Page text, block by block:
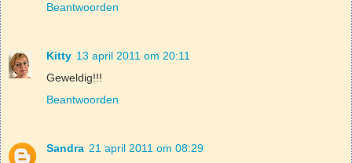
Beantwoorden
Kitty 13 april 2011 om 20:11
Geweldig!!!
Beantwoorden
Sandra 21 april 2011 om 08:29